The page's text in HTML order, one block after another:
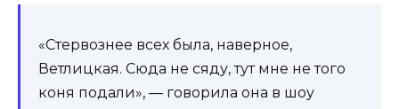
«Стервознее всех была, наверное,
Ветлицкая. Сюда не сяду, тут мне не того
коня подали», — говорила она в шоу